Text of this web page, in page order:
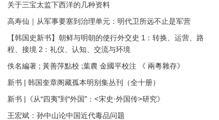
关于三宝太监下西洋的几种资料
高寿仙｜从军事要塞到治理单元：明代卫所远不止是军营
【韩国史新书】朝鲜与明朝的使行外交史 1：转换、运营、路
程、接境 2：礼仪、认知、交流与环境
佚名編著 ; 黃善萍點校 ;葉農 金國平校注 《 兩粵雜存》
新书 | 韩国奎章阁藏孤本明别集丛刊（全十册）
新书 |《从“四夷”到“外国”：<宋史·外国传>研究》
王宏斌：孙中山论中国近代毒品问题